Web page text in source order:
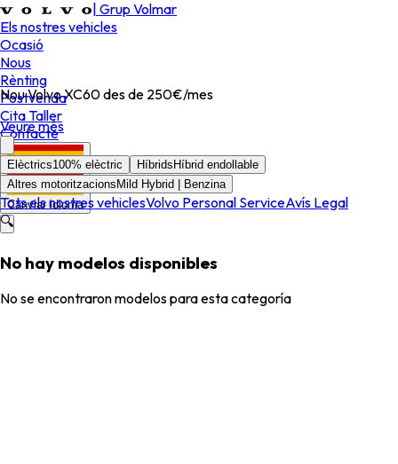
Grup Volmar
Els nostres vehicles
Ocasió
Nous
Rènting
Postvenda
Cita Taller
Contacte
Canviar idioma
Nou Volvo XC60 des de 250€/mes
Veure més
Elèctrics100% elèctric Híbrids Híbrid endollable
Altres motoritzacions Mild Hybrid | Benzina
Tots els nostres vehiclesVolvo Personal ServiceAvís Legal
🔍
No hay modelos disponibles
No se encontraron modelos para esta categoría